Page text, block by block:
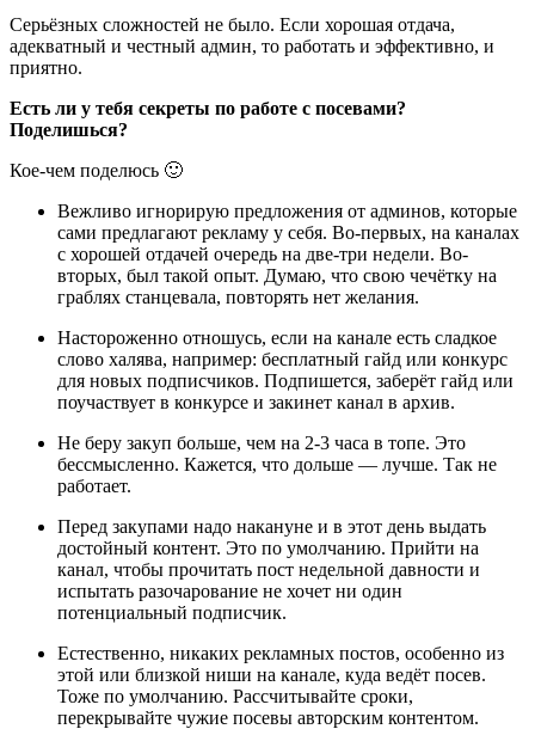
Серьёзных сложностей не было. Если хорошая отдача,
адекватный и честный админ, то работать и эффективно, и
приятно.
Есть ли у тебя секреты по работе с посевами?
Поделишься?
Кое-чем поделюсь 🙂
Вежливо игнорирую предложения от админов, которые
сами предлагают рекламу у себя. Во-первых, на каналах
с хорошей отдачей очередь на две-три недели. Во-
вторых, был такой опыт. Думаю, что свою чечётку на
граблях станцевала, повторять нет желания.
Настороженно отношусь, если на канале есть сладкое
слово халява, например: бесплатный гайд или конкурс
для новых подписчиков. Подпишется, заберёт гайд или
поучаствует в конкурсе и закинет канал в архив.
Не беру закуп больше, чем на 2-3 часа в топе. Это
бессмысленно. Кажется, что дольше — лучше. Так не
работает.
Перед закупами надо накануне и в этот день выдать
достойный контент. Это по умолчанию. Прийти на
канал, чтобы прочитать пост недельной давности и
испытать разочарование не хочет ни один
потенциальный подписчик.
Естественно, никаких рекламных постов, особенно из
этой или близкой ниши на канале, куда ведёт посев.
Тоже по умолчанию. Рассчитывайте сроки,
перекрывайте чужие посевы авторским контентом.